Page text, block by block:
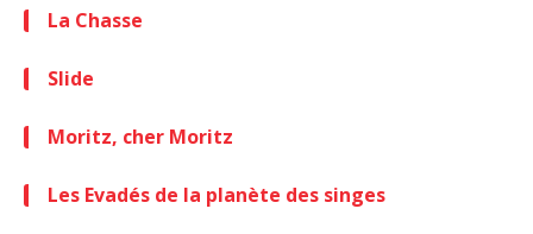
La Chasse
Slide
Moritz, cher Moritz
Les Evadés de la planète des singes